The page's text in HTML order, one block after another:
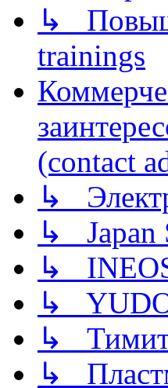
↳
trainings
(contact
↳
↳ Japan
↳
↳
↳
↳